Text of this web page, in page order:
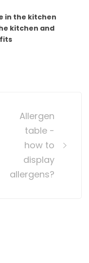
in the kitchen
kitchen and
Allergen
table -
how to
display
allergens?